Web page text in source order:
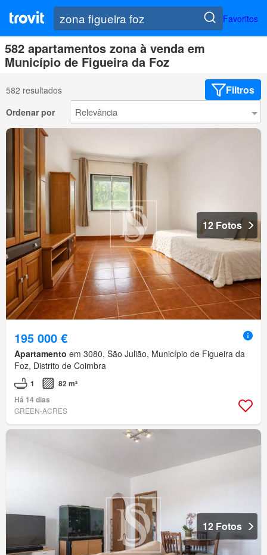
Favoritos
582 apartamentos zona à venda em
Município de Figueira da Foz
582 resultados Filtros
Ordenar por
12 Fotos
195 000 €
Apartamento em 3080, São Julião, Município de Figueira da
Foz, Distrito de Coimbra
1
82 m²
Há 14 dias
GREEN-ACRES
12 Fotos